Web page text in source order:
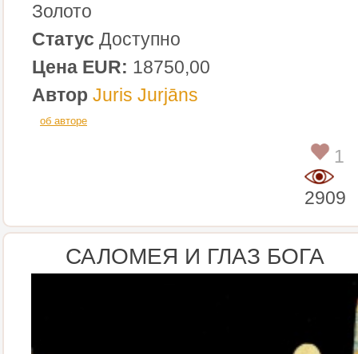
Золото
Статус Доступно
Цена EUR: 18750,00
Автор Juris Jurjāns
об авторе
1
2909
САЛОМЕЯ И ГЛАЗ БОГА